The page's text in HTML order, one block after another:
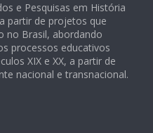
e Pesquisas em História
partir de projetos que
no Brasil, abordando
processos educativos
XIX e XX, a partir de
nacional e transnacional.